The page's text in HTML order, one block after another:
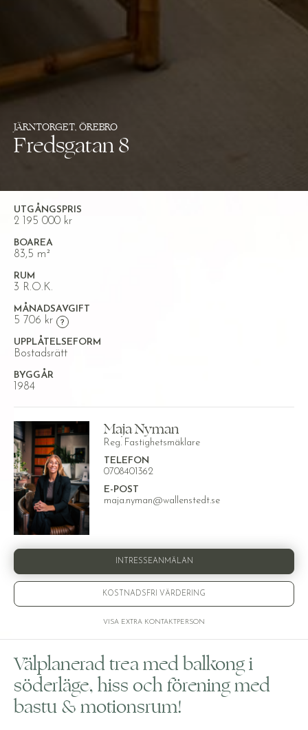
JÄRNTORGET, ÖREBRO
Fredsgatan 8
UTGÅNGSPRIS
2 195 000 kr
BOAREA
83,5 m²
RUM
3 R.O.K.
MÅNADSAVGIFT
5 706 kr
UPPLÅTELSEFORM
Bostadsrätt
BYGGÅR
1984
Maja Nyman
Reg. Fastighetsmäklare
TELEFON
0708401362
E-POST
maja.nyman@wallenstedt.se
INTRESSEANMÄLAN
KOSTNADSFRI VÄRDERING
VISA EXTRA KONTAKTPERSON
Välplanerad trea med balkong i
söderläge, hiss och förening med
bastu & motionsrum!